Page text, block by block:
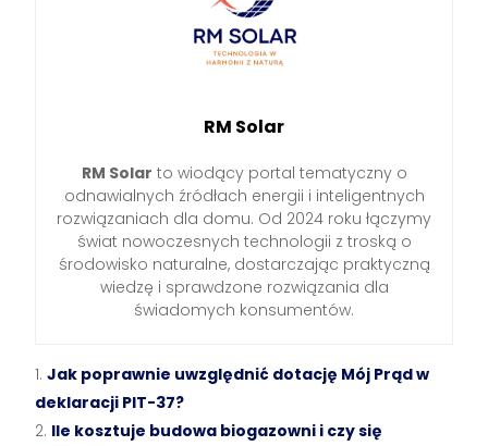
RM Solar
RM Solar to wiodący portal tematyczny o
odnawialnych źródłach energii i inteligentnych
rozwiązaniach dla domu. Od 2024 roku łączymy
świat nowoczesnych technologii z troską o
środowisko naturalne, dostarczając praktyczną
wiedzę i sprawdzone rozwiązania dla
świadomych konsumentów.
Jak poprawnie uwzględnić dotację Mój Prąd w
deklaracji PIT-37?
Ile kosztuje budowa biogazowni i czy się